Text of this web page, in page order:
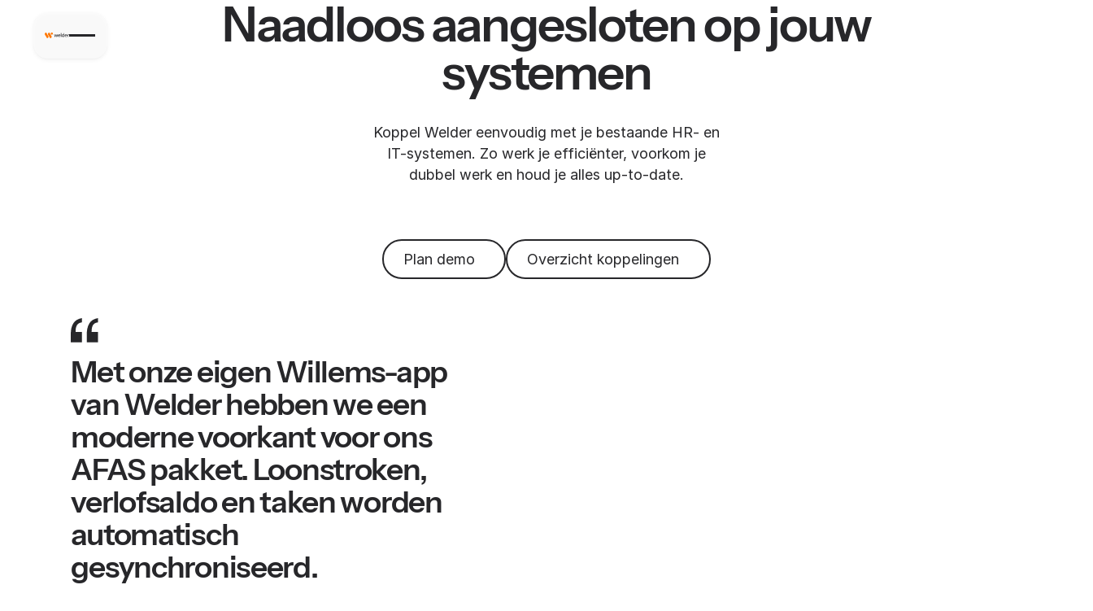
Naadloos aangesloten op jouw
systemen
Koppel Welder eenvoudig met je bestaande HR- en
IT-systemen. Zo werk je efficiënter, voorkom je
dubbel werk en houd je alles up-to-date.
Plan demo Overzicht koppelingen
Met onze eigen Willems-app
van Welder hebben we een
moderne voorkant voor ons
AFAS pakket. Loonstroken,
verlofsaldo en taken worden
automatisch
gesynchroniseerd.